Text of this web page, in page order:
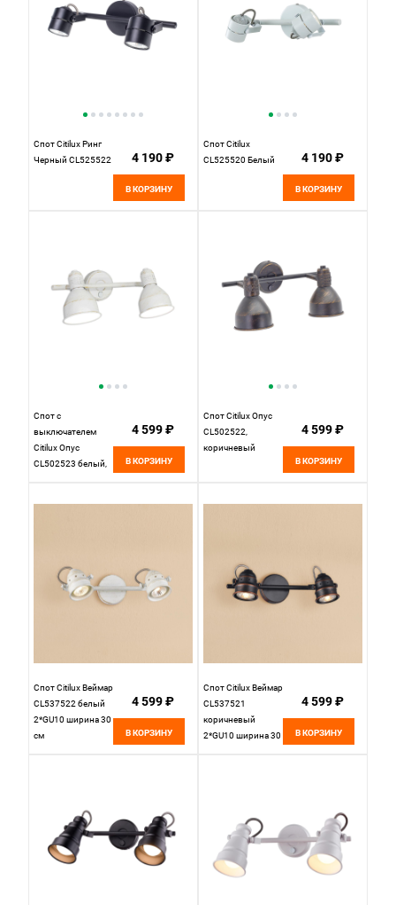
Спот Citilux Ринг
Черный CL525522
4 190 ₽
В КОРЗИНУ
Спот Citilux
CL525520 Белый
4 190 ₽
В КОРЗИНУ
Спот с
выключателем
Citilux Опус
CL502523 белый,
4 599 ₽
В КОРЗИНУ
Спот Citilux Опус
CL502522,
коричневый
4 599 ₽
В КОРЗИНУ
Спот Citilux Веймар
CL537522 белый
2*GU10 ширина 30
см
4 599 ₽
В КОРЗИНУ
Спот Citilux Веймар
CL537521
коричневый
2*GU10 ширина 30
4 599 ₽
В КОРЗИНУ